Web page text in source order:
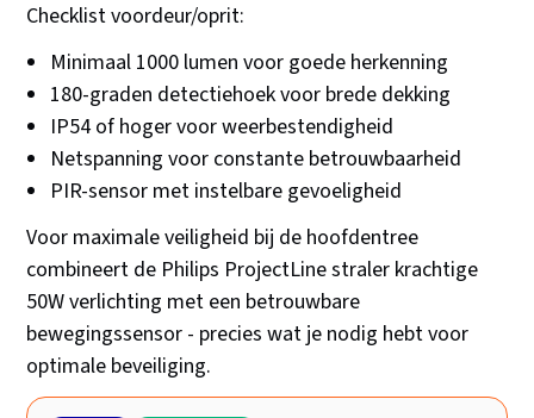
Checklist voordeur/oprit:
Minimaal 1000 lumen voor goede herkenning
180-graden detectiehoek voor brede dekking
IP54 of hoger voor weerbestendigheid
Netspanning voor constante betrouwbaarheid
PIR-sensor met instelbare gevoeligheid
Voor maximale veiligheid bij de hoofdentree
combineert de Philips ProjectLine straler krachtige
50W verlichting met een betrouwbare
bewegingssensor - precies wat je nodig hebt voor
optimale beveiliging.